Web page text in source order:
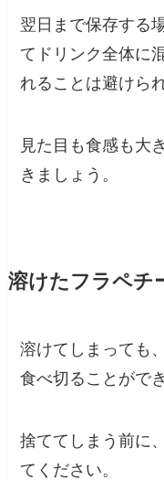
翌日まで保存する
てドリンク全体に
れることは避けら
見た目も食感も大
きましょう。
溶けたフラペチ
溶けてしまっても
食べ切ることがで
捨ててしまう前に
てください。